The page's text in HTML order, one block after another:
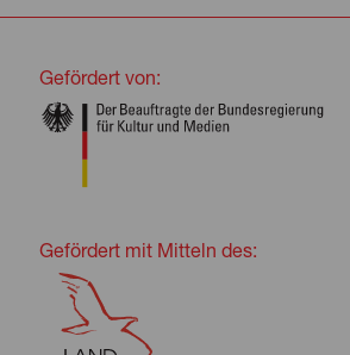
Gefördert von:
Gefördert mit Mitteln des: